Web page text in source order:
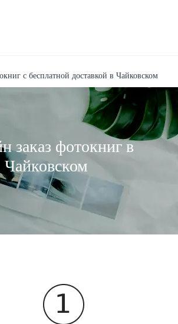
с бесплатной доставкой в Чайковском
заказ фотокниг в
Чайковском